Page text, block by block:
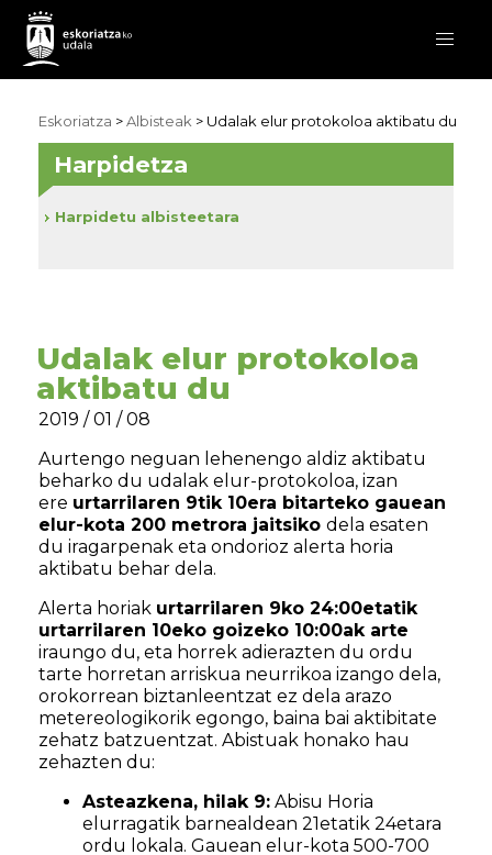
Eskoriatza >Albisteak > Udalak elur protokoloa aktibatu du
Udalak elur protokoloa
aktibatu du
2019 / 01 / 08
Aurtengo neguan lehenengo aldiz aktibatu
beharko du udalak elur-protokoloa, izan
ere urtarrilaren 9tik 10era bitarteko gauean
elur-kota 200 metrora jaitsiko dela esaten
du iragarpenak eta ondorioz alerta horia
aktibatu behar dela.
Alerta horiak urtarrilaren 9ko 24:00etatik
urtarrilaren 10eko goizeko 10:00ak arte
iraungo du, eta horrek adierazten du ordu
tarte horretan arriskua neurrikoa izango dela,
orokorrean biztanleentzat ez dela arazo
metereologikorik egongo, baina bai aktibitate
zehatz batzuentzat. Abistuak honako hau
zehazten du:
Asteazkena, hilak 9: Abisu Horia
elurragatik barnealdean 21etatik 24etara
ordu lokala. Gauean elur-kota 500-700
Harpidetza
Harpidetu albisteetara